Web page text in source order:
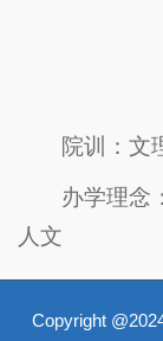
院训：文
办学理念
人文
Copyright